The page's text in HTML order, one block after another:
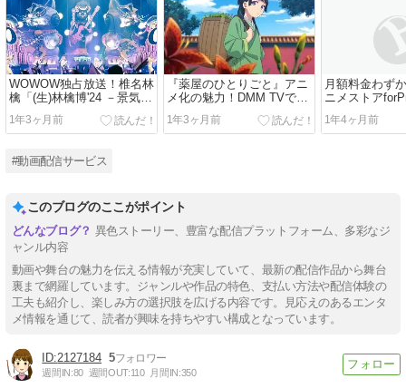
WOWOW独占放送！椎名林
檎「(生)林檎博'24 －景気の
回復－」の魅力とは？
1年3ヶ月前
『薬屋のひとりごと』アニ
メ化の魅力！DMM TVで楽
しむ毒と薬のミステリー
1年3ヶ月前
月額料金わず
ニメストア
与えるアニメ
1年4ヶ月前
#動画配信サービス
このブログのここがポイント
異色ストーリー、豊富な配信プラットフォーム、多彩なジ
ャンル内容
動画や舞台の魅力を伝える情報が充実していて、最新の配信作品から舞台
裏まで網羅しています。ジャンルや作品の特色、支払い方法や配信体験の
工夫も紹介し、楽しみ方の選択肢を広げる内容です。見応えのあるエンタ
メ情報を通じて、読者が興味を持ちやすい構成となっています。
2127184 5
週間IN:80 週間OUT:110 月間IN:350